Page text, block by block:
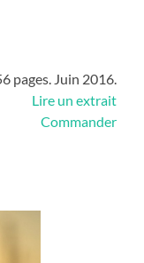
pages. Juin 2016.
Lire un extrait
Commander